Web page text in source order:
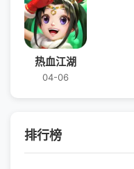
热血江湖
04-06
排行榜